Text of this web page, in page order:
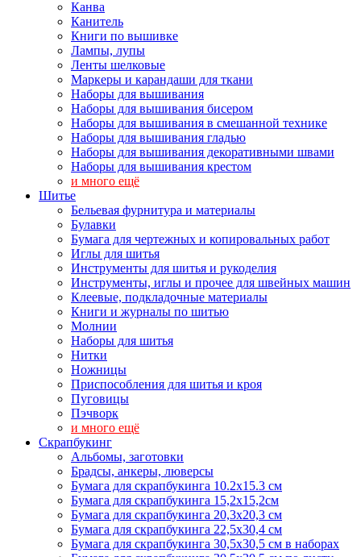
Канва
Канитель
Книги по вышивке
Лампы, лупы
Ленты шелковые
Маркеры и карандаши для ткани
Наборы для вышивания
Наборы для вышивания бисером
Наборы для вышивания в смешанной технике
Наборы для вышивания гладью
Наборы для вышивания декоративными швами
Наборы для вышивания крестом
и много ещё
Шитье
Бельевая фурнитура и материалы
Булавки
Бумага для чертежных и копировальных работ
Иглы для шитья
Инструменты для шитья и рукоделия
Инструменты, иглы и прочее для швейных машин
Клеевые, подкладочные материалы
Книги и журналы по шитью
Молнии
Наборы для шитья
Нитки
Ножницы
Приспособления для шитья и кроя
Пуговицы
Пэчворк
и много ещё
Скрапбукинг
Альбомы, заготовки
Брадсы, анкеры, люверсы
Бумага для скрапбукинга 10.2х15.3 см
Бумага для скрапбукинга 15,2х15,2см
Бумага для скрапбукинга 20,3х20,3 см
Бумага для скрапбукинга 22,5х30,4 см
Бумага для скрапбукинга 30,5х30,5 см в наборах